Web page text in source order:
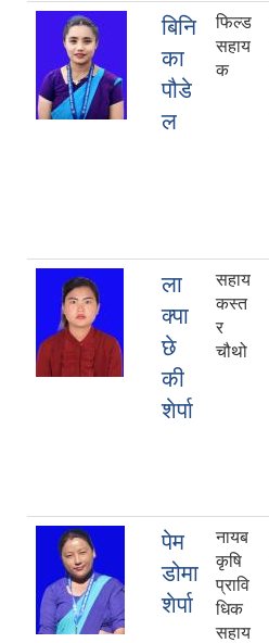
बिनि
का
पौडे
ल
फिल्ड
सहाय
क
ला
क्पा
छे
की
शेर्पा
सहाय
कस्त
र
चौथो
पेम
डोमा
शेर्पा
नायब
कृषि
प्रावि
धिक
सहाय